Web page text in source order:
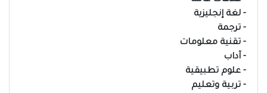
- لغة إنجليزية
- ترجمة
- تقنية معلومات
- آداب
- علوم تطبيقية
- تربية وتعليم